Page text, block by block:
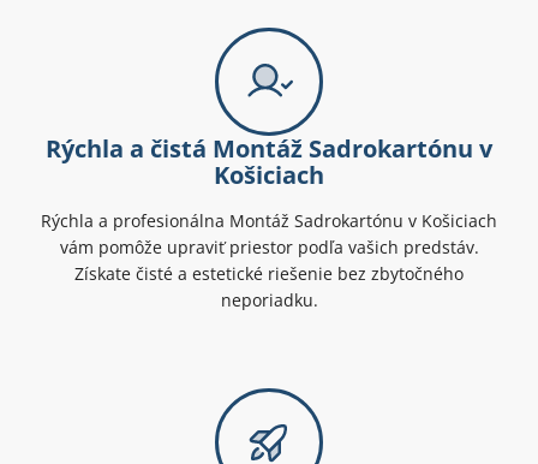
Rýchla a čistá Montáž Sadrokartónu v
Košiciach
Rýchla a profesionálna Montáž Sadrokartónu v Košiciach
vám pomôže upraviť priestor podľa vašich predstáv.
Získate čisté a estetické riešenie bez zbytočného
neporiadku.